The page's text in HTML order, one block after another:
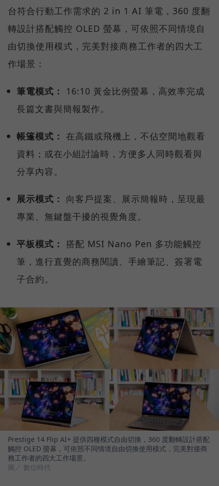
台符合行動工作需求的 2 in 1 AI 筆電，360 度翻
轉設計搭配觸控 OLED 螢幕，可依照不同情境自
由切換使用模式，完美對接商務工作者的四大工
作場景：
筆電模式：
16:10 黃金比例螢幕，高效率完成
長篇文書與簡報製作。
帳篷模式： 在高鐵或飛機上，不佔空間地觀看
資料；或在小組討論時，方便多人同時觀看與
分享內容。
展示模式：
向客戶提案、展示簡報時，呈現最
專業、無鍵盤干擾的視覺角度。
平板模式： 搭配 MSI Nano Pen 多功能觸控
筆，進行直覺的商務閱讀、手繪筆記、簽署電
子合約。
Prestige 14 Flip AI+ 提供四種模式自由切換，360 度翻轉設計搭配
觸控 OLED 螢幕，可依照不同情境自由切換使用模式，完美對接商
務工作者的四大工作場景。
圖／ 數位時代